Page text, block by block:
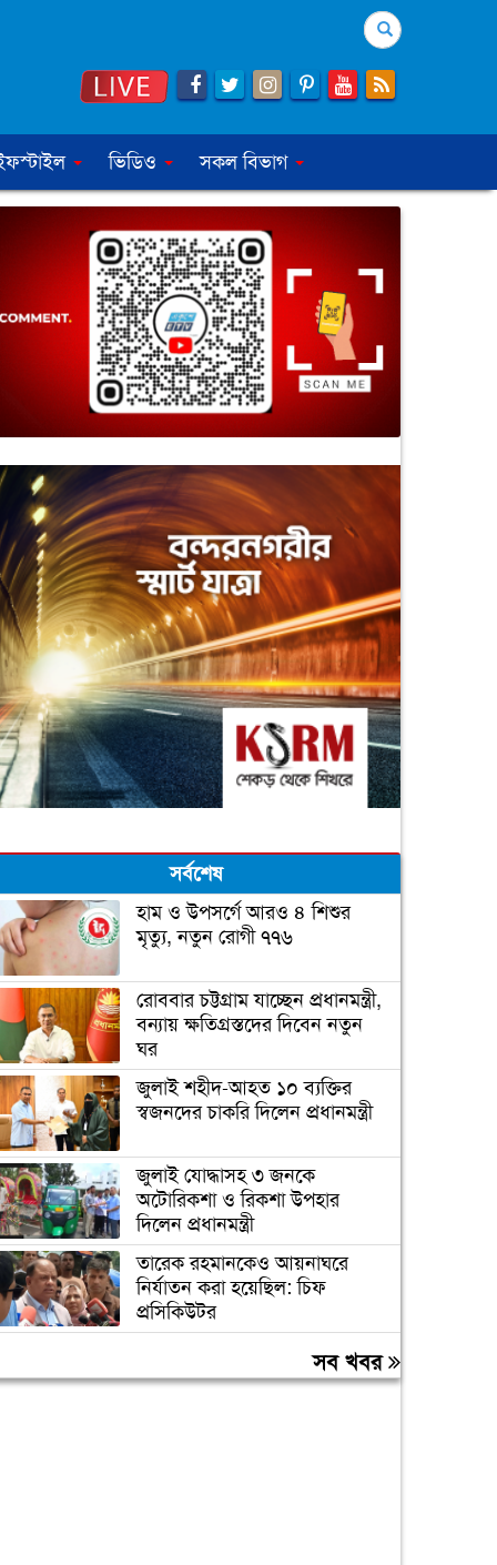
Search
ভিডিও সকল বিভাগ
সর্বশেষ
হাম ও উপসর্গে আরও ৪ শিশুর
মৃত্যু, নতুন রোগী ৭৭৬
রোববার চট্টগ্রাম যাচ্ছেন প্রধানমন্ত্রী,
বন্যায় ক্ষতিগ্রস্তদের দিবেন নতুন
ঘর
জুলাই শহীদ-আহত ১০ ব্যক্তির
স্বজনদের চাকরি দিলেন প্রধানমন্ত্রী
জুলাই যোদ্ধাসহ ৩ জনকে
অটোরিকশা ও রিকশা উপহার
দিলেন প্রধানমন্ত্রী
তারেক রহমানকেও আয়নাঘরে
নির্যাতন করা হয়েছিল: চিফ
প্রসিকিউটর
ছাদ থেকে পড়ে ছাত্রদল নেতার
রহস্যজনক মৃত‍্যু, তদন্ত কমিটি গঠন
সব খবর